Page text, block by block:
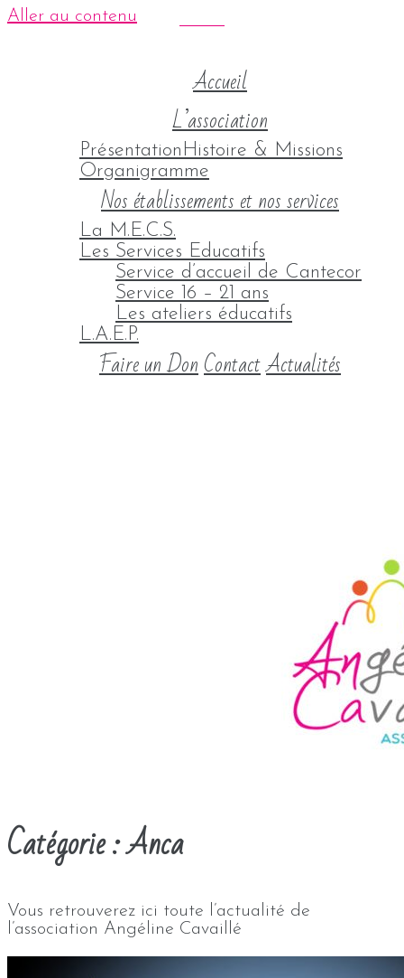
Aller au contenu
Accueil
L’association
Présentation Histoire & Missions
Organigramme
Nos établissements et nos services
La M.E.C.S.
Les Services Educatifs
Service d’accueil de Cantecor
Service 16 – 21 ans
Les ateliers éducatifs
L.A.E.P.
Faire un DonContactActualités
Catégorie :Anca
Vous retrouverez ici toute l’actualité de
l’association Angéline Cavaillé